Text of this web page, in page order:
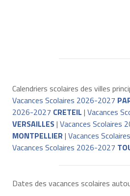
Calendriers scolaires des villes
Vacances Scolaires 2026-2027
2026-2027 CRETEIL | Vacances
VERSAILLES| Vacances Scolaires
MONTPELLIER | Vacances
Vacances Scolaires 2026-2027
Dates des vacances scolaires